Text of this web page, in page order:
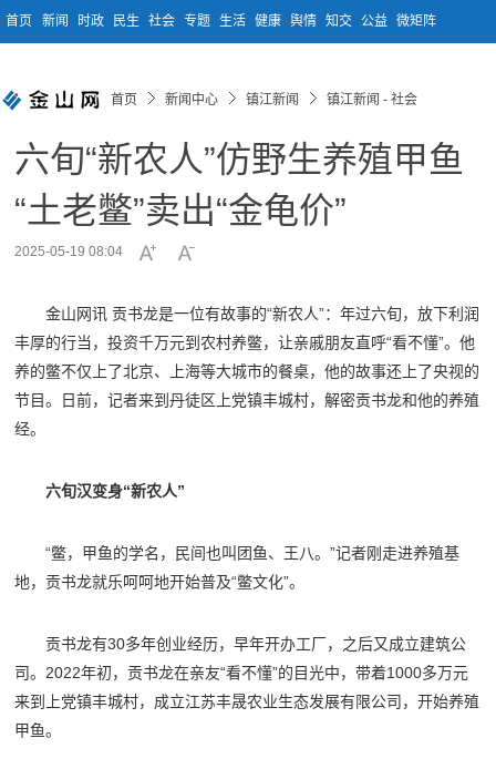
首页 新闻 时政 民生 社会 专题 生活 健康 舆情 知交 公益 微矩阵
首页 新闻中心 镇江新闻 镇江新闻 - 社会
六旬“新农人”仿野生养殖甲鱼
“土老鳖”卖出“金龟价”
2025-05-19 08:04
金山网讯 贡书龙是一位有故事的“新农人”：年过六旬，放下利润
丰厚的行当，投资千万元到农村养鳖，让亲戚朋友直呼“看不懂”。他
养的鳖不仅上了北京、上海等大城市的餐桌，他的故事还上了央视的
节目。日前，记者来到丹徒区上党镇丰城村，解密贡书龙和他的养殖
经。
六旬汉变身“新农人”
“鳖，甲鱼的学名，民间也叫团鱼、王八。”记者刚走进养殖基
地，贡书龙就乐呵呵地开始普及“鳖文化”。
贡书龙有30多年创业经历，早年开办工厂，之后又成立建筑公
司。2022年初，贡书龙在亲友“看不懂”的目光中，带着1000多万元
来到上党镇丰城村，成立江苏丰晟农业生态发展有限公司，开始养殖
甲鱼。